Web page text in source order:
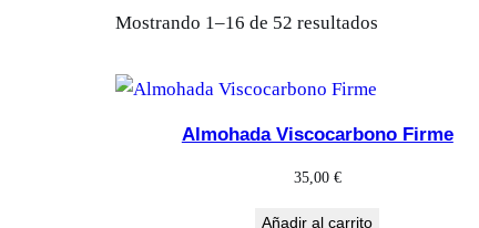
Mostrando 1–16 de 52 resultados
Almohada Viscocarbono Firme
35,00 €
Añadir al carrito